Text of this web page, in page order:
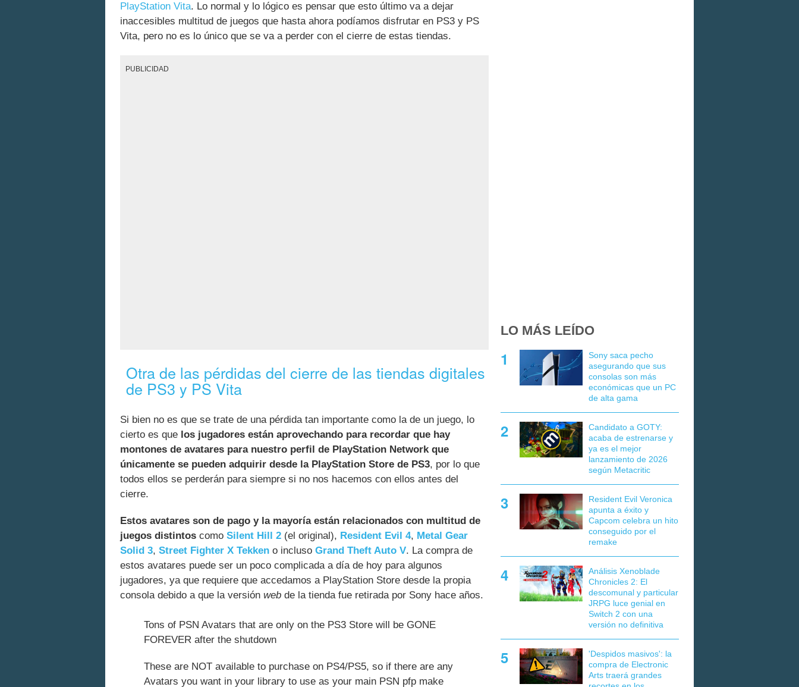
PlayStation Vita. Lo normal y lo lógico es pensar que esto último va a dejar
inaccesibles multitud de juegos que hasta ahora podíamos disfrutar en PS3 y PS
Vita, pero no es lo único que se va a perder con el cierre de estas tiendas.
PUBLICIDAD
Otra de las pérdidas del cierre de las tiendas digitales
de PS3 y PS Vita
Si bien no es que se trate de una pérdida tan importante como la de un juego, lo
cierto es que los jugadores están aprovechando para recordar que hay
montones de avatares para nuestro perfil de PlayStation Network que
únicamente se pueden adquirir desde la PlayStation Store de PS3, por lo que
todos ellos se perderán para siempre si no nos hacemos con ellos antes del
cierre.
Estos avatares son de pago y la mayoría están relacionados con multitud de
juegos distintos como Silent Hill 2 (el original), Resident Evil 4, Metal Gear
Solid 3, Street Fighter X Tekken o incluso Grand Theft Auto V. La compra de
estos avatares puede ser un poco complicada a día de hoy para algunos
jugadores, ya que requiere que accedamos a PlayStation Store desde la propia
consola debido a que la versión web de la tienda fue retirada por Sony hace años.
Tons of PSN Avatars that are only on the PS3 Store will be GONE
FOREVER after the shutdown
These are NOT available to purchase on PS4/PS5, so if there are any
Avatars you want in your library to use as your main PSN pfp make
LO MÁS LEÍDO
Sony saca pecho
asegurando que sus
consolas son más
económicas que un PC
de alta gama
Candidato a GOTY:
acaba de estrenarse y
ya es el mejor
lanzamiento de 2026
según Metacritic
Resident Evil Veronica
apunta a éxito y
Capcom celebra un hito
conseguido por el
remake
Análisis Xenoblade
Chronicles 2: El
descomunal y particular
JRPG luce genial en
Switch 2 con una
versión no definitiva
'Despidos masivos': la
compra de Electronic
Arts traerá grandes